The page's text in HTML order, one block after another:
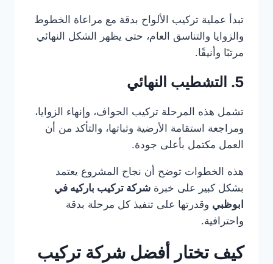
تبدأ عملية تركيب الألواح بدقة مع مراعاة الخطوط
والزوايا والتناسق العام، حتى يظهر الشكل النهائي
مرتبًا وأنيقًا.
5. التشطيب النهائي
تشمل هذه المرحلة تركيب الحواف، وإنهاء الزوايا،
ومراجعة استقامة الأرضية وثباتها، والتأكد من أن
العمل مكتمل بأعلى جودة.
هذه الخطوات توضح أن نجاح المشروع يعتمد
بشكل كبير على خبرة شركة تركيب باركيه في
ابوظبي وقدرتها على تنفيذ كل مرحلة بدقة
واحترافية.
كيف تختار أفضل شركة تركيب